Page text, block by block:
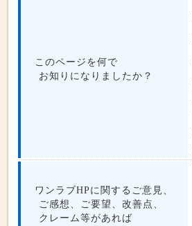
このページを何で
お知りになりましたか？
ワンラブHPに関するご意見、
ご感想、ご要望、改善点、
クレーム等があれば